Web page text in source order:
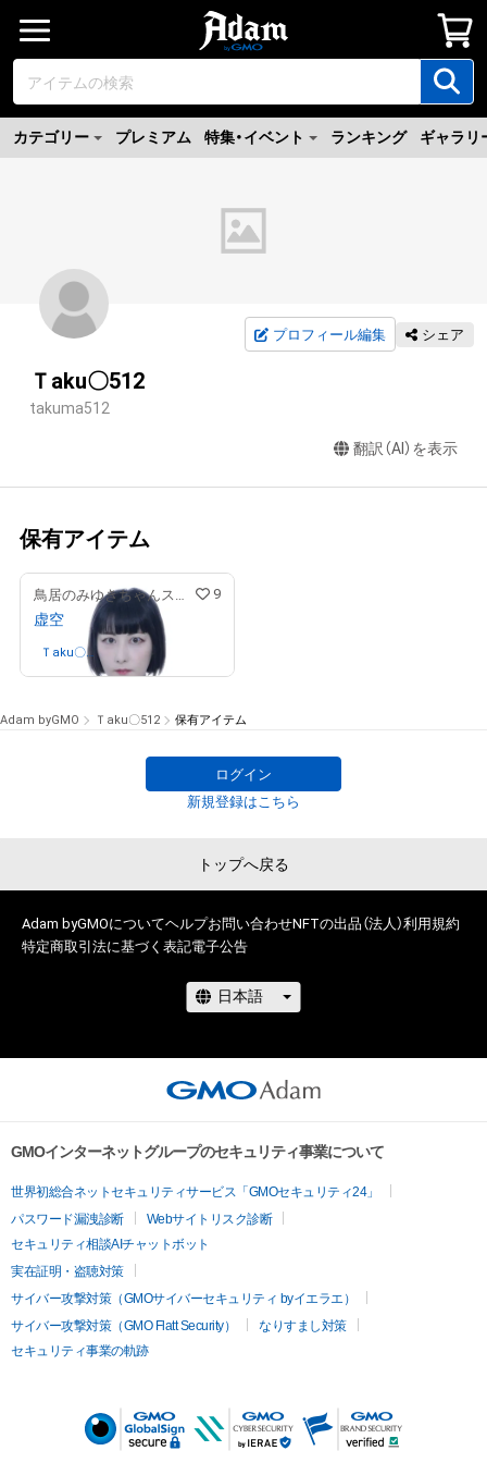
カテゴリー プレミアム 特集・イベント ランキング ギャラリ
プロフィール編集 シェア
Ｔaku〇512
takuma512
翻訳（AI）を表示
保有アイテム
鳥居のみゆきちゃんストア 9
虚空
Ｔaku〇
さんが保有中
Adam byGMO Ｔaku〇512 保有アイテム
ログイン
新規登録はこちら
トップへ戻る
Adam byGMOについてヘルプお問い合わせNFTの出品（法人）利用規約
特定商取引法に基づく表記電子公告
GMOインターネットグループのセキュリティ事業について
世界初総合ネットセキュリティサービス「GMOセキュリティ24」
パスワード漏洩診断
Webサイトリスク診断
セキュリティ相談AIチャットボット
実在証明・盗聴対策
サイバー攻撃対策（GMOサイバーセキュリティ byイエラエ）
サイバー攻撃対策（GMO Flatt Security）
なりすまし対策
セキュリティ事業の軌跡